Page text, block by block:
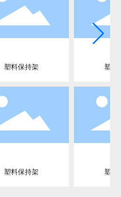
塑料保持架 塑料
塑料保持架 塑料